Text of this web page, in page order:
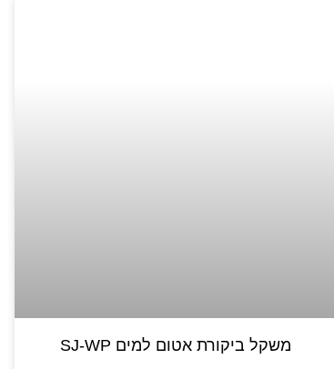
משקל ביקורת אטום למים SJ-WP